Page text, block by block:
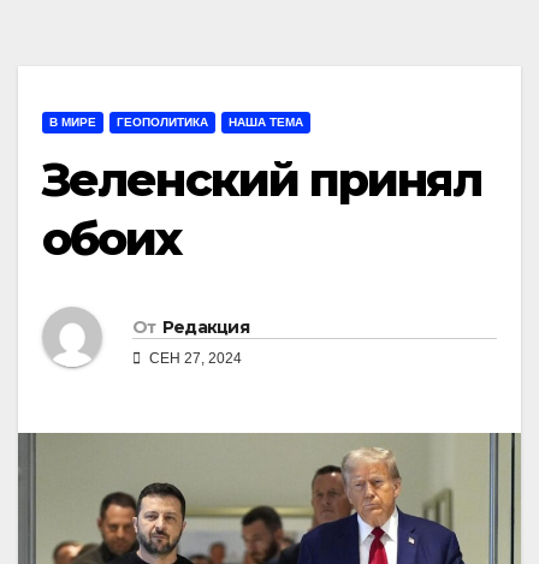
В МИРЕ ГЕОПОЛИТИКА НАША ТЕМА
Зеленский принял
обоих
От Редакция
СЕН 27, 2024